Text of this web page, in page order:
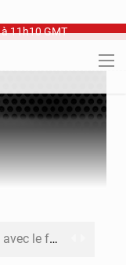
11h10 GMT
Bamako joue avec le feu